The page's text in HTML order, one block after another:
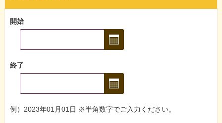
開始
終了
例）2023年01月01日 ※半角数字でご入力ください。